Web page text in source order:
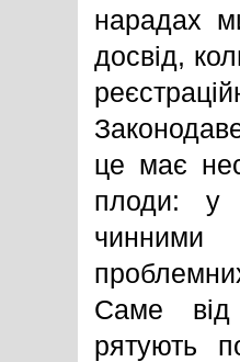
нарадах
досвід,
це має
плоди: у
чинними
Саме від
рятують